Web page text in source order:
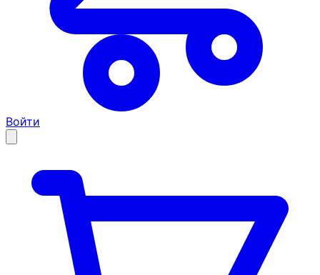
Войти